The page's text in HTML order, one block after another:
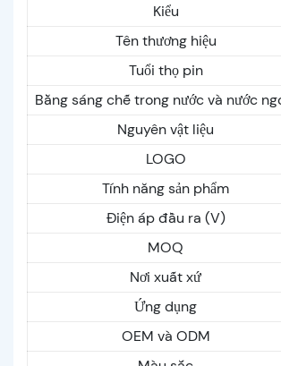
Kiểu
Tên thương hiệu
Tuổi thọ pin
Bằng sáng chế trong nước và nước
Nguyên vật liệu
LOGO
Tính năng sản phẩm
Điện áp đầu ra (V)
MOQ
Nơi xuất xứ
Ứng dụng
OEM và ODM